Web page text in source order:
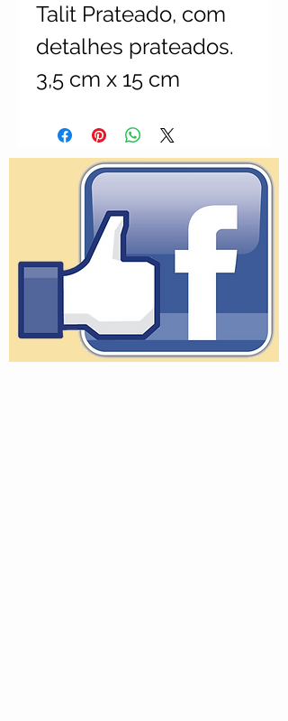
Talit Prateado, com
detalhes prateados.
3,5 cm x 15 cm